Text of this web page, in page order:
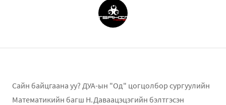
Сайн байцгаана уу? ДУА-ын "Од" цогцолбор сургуулийн
Математикийн багш Н.Даваацэцэгийн бэлтгэсэн